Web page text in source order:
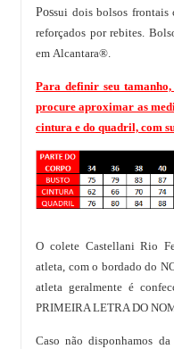
Possui dois bolsos frontais
reforçados por rebites.
em Alcantara®.
Para definir seu
procure aproximar as
cintura e do quadril, com
O colete Castellani Rio
atleta, com o bordado do
atleta geralmente é
PRIMEIRA LETRA DO
Caso não disponhamos